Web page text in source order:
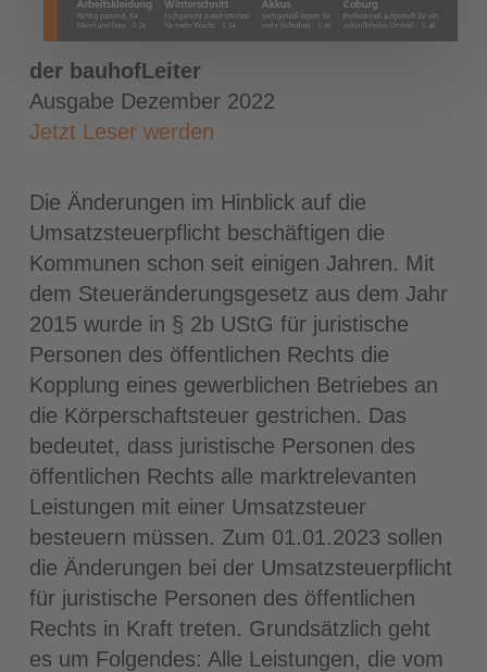
der bauhofLeiter
Ausgabe Dezember 2022
Jetzt Leser werden
Die Änderungen im Hinblick auf die
Umsatzsteuerpflicht beschäftigen die
Kommunen schon seit einigen Jahren. Mit
dem Steueränderungsgesetz aus dem Jahr
2015 wurde in § 2b UStG für juristische
Personen des öffentlichen Rechts die
Kopplung eines gewerblichen Betriebes an
die Körperschaftsteuer gestrichen. Das
bedeutet, dass juristische Personen des
öffentlichen Rechts alle marktrelevanten
Leistungen mit einer Umsatzsteuer
besteuern müssen. Zum 01.01.2023 sollen
die Änderungen bei der Umsatzsteuerpflicht
für juristische Personen des öffentlichen
Rechts in Kraft treten. Grundsätzlich geht
es um Folgendes: Alle Leistungen, die vom